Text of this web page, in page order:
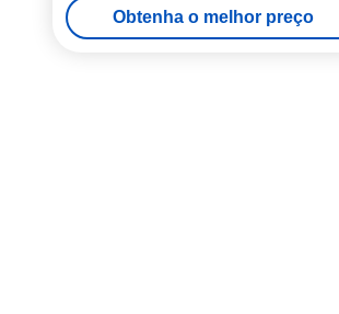
Obtenha o melhor preço